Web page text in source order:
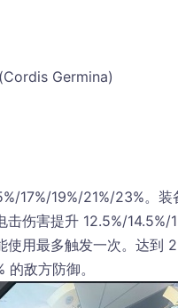
Germina)
17%/19%/21%/23%。
击伤害提升 12.5%/
使用最多触发一次。达到
敌方防御。